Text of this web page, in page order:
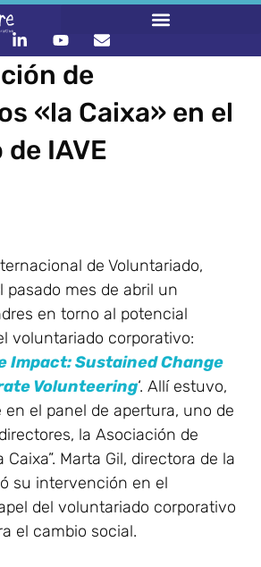
de
«la Caixa» en el
IAVE
de Voluntariado,
pasado mes de abril un
en torno al potencial
voluntariado corporativo:
Impact: Sustained Change
Volunteering‘. Allí estuvo,
el panel de apertura, uno de
la Asociación de
Caixa”. Marta Gil, directora de la
su intervención en el
del voluntariado corporativo
el cambio social.